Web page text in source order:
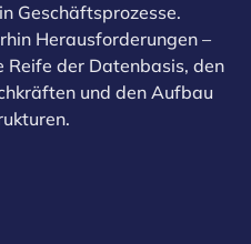
Geschäftsprozesse.
Herausforderungen –
der Datenbasis, den
und den Aufbau